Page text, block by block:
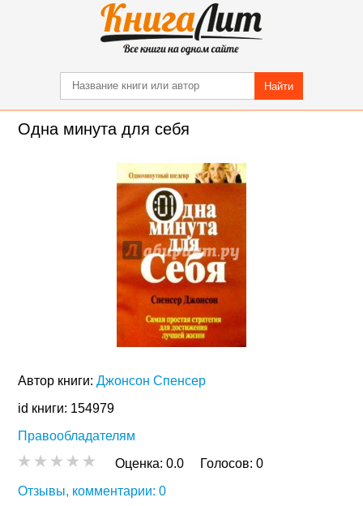
Найти
Одна минута для себя
Автор книги:Джонсон Спенсер
id книги: 154979
Правообладателям
Оценка:0.0 Голосов:0
Отзывы, комментарии: 0